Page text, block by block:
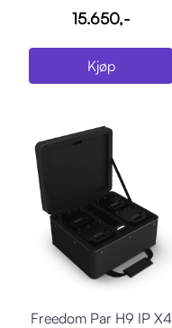
15.650,-
Kjøp
Freedom Par H9 IP X4